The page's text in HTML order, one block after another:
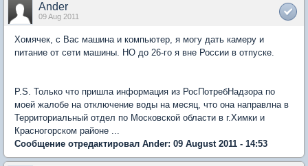
Ander
09 Aug 2011
Хомячек, с Вас машина и компьютер, я могу дать камеру и
питание от сети машины. НО до 26-го я вне России в отпуске.
P.S. Только что пришла информация из РосПотребНадзора по
моей жалобе на отключение воды на месяц, что она направлна в
Территориальный отдел по Московской области в г.Химки и
Красногорском районе ...
Сообщение отредактировал Ander: 09 August 2011 - 14:53